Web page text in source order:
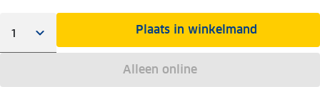
Plaats in winkelmand
Alleen online